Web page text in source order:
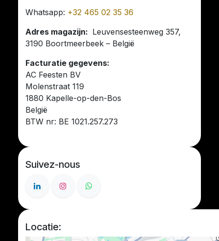
Whatsapp: +32 465 02 35 36
Adres magazijn: Leuvensesteenweg 357,
3190 Boortmeerbeek – België
Facturatie gegevens:
AC Feesten BV
Molenstraat 119
1880 Kapelle-op-den-Bos
België
BTW nr: BE 1021.257.273
Suivez-nous
Locatie: